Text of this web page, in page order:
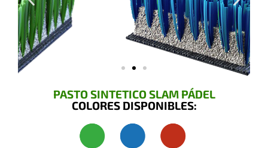
PASTO SINTETICO SLAM PÁDEL
COLORES DISPONIBLES: